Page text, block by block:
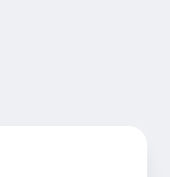
систем